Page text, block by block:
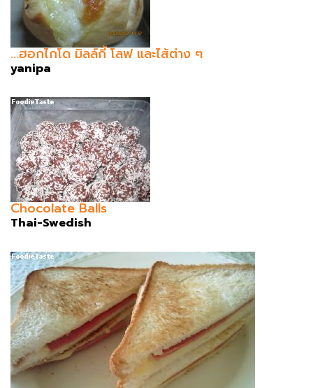
...ฮอกไกโด มิลล์กี้ โลฟ และไส้ต่าง ๆ
yanipa
Chocolate Balls
Thai-Swedish